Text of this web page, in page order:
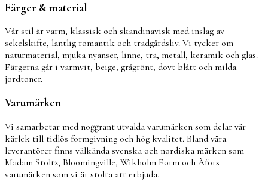
Färger & material
Vår stil är varm, klassisk och skandinavisk med inslag av
sekelskifte, lantlig romantik och trädgårdsliv. Vi tycker om
naturmaterial, mjuka nyanser, linne, trä, metall, keramik och glas.
Färgerna går i varmvit, beige, grågrönt, dovt blått och milda
jordtoner.
Varumärken
Vi samarbetar med noggrant utvalda varumärken som delar vår
kärlek till tidlös formgivning och hög kvalitet. Bland våra
leverantörer finns välkända svenska och nordiska märken som
Madam Stoltz, Bloomingville, Wikholm Form och Åfors –
varumärken som vi är stolta att erbjuda.